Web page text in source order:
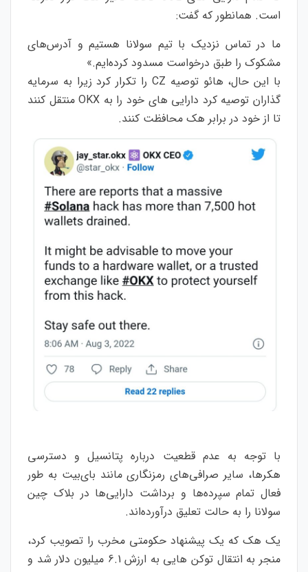
است. همانطور که گفت:
ما در تماس نزدیک با تیم سولانا هستیم و آدرس‌های
مشکوک را طبق درخواست مسدود کرده‌ایم.»
با این حال، هائو توصیه CZ را تکرار کرد زیرا به سرمایه
گذاران توصیه کرد دارایی های خود را به OKX منتقل کنند
تا از خود در برابر هک محافظت کنند.
با توجه به عدم قطعیت درباره پتانسیل و دسترسی
هکرها، سایر صرافی‌های رمزنگاری مانند بای‌بیت به طور
فعال تمام سپرده‌ها و برداشت دارایی‌ها در بلاک چین
سولانا را به حالت تعلیق درآورده‌اند.
یک هک که یک پیشنهاد حکومتی مخرب را تصویب کرد،
منجر به انتقال توکن هایی به ارزش 6.1 میلیون دلار شد و